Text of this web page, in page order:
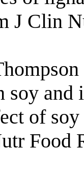
J Clin
and
of soy
Food